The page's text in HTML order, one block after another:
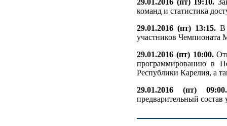
29.01.2016 (пт) 19:10.
команд и статистика
29.01.2016 (пт) 13:15. В
участников Чемпионата
29.01.2016 (пт) 10:00.
программированию в
Республики Карелия, а
29.01.2016 (пт) 09:00.
предварительный состав